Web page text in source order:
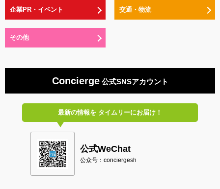
企業PR・イベント 交通・物流
その他
Concierge公式SNSアカウント
最新の情報をタイムリーにお届け！
公式WeChat
公众号：conciergesh